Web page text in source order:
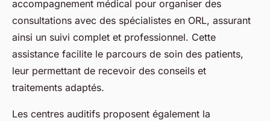
accompagnement médical pour organiser des
consultations avec des spécialistes en ORL, assurant
ainsi un suivi complet et professionnel. Cette
assistance facilite le parcours de soin des patients,
leur permettant de recevoir des conseils et
traitements adaptés.
Les centres auditifs proposent également la